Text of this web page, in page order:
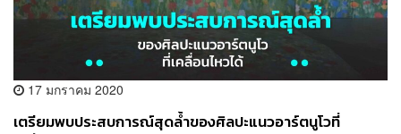
17 มกราคม 2020
เตรียมพบประสบการณ์สุดล้ำของศิลปะแนวอาร์ตนูโวที่